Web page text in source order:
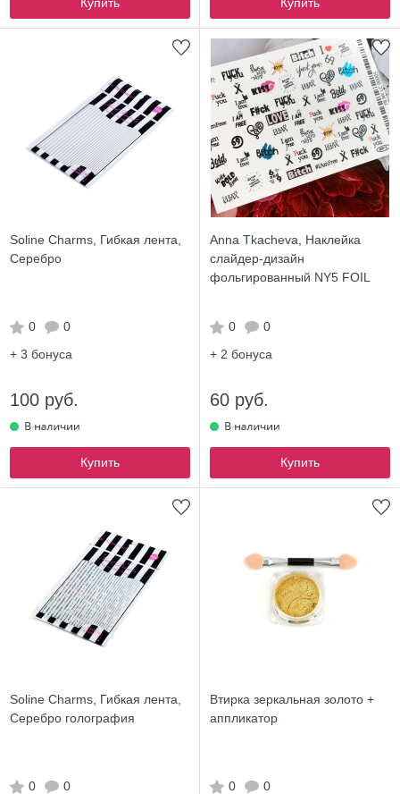
Soline Charms, Гибкая лента,
Серебро
0
0
+ 3 бонуса
100 руб.
Купить
Anna Tkacheva, Наклейка
слайдер-дизайн
фольгированный NY5 FOIL
0
0
+ 2 бонуса
60 руб.
Купить
Soline Charms, Гибкая лента,
Серебро голография
0
0
Втирка зеркальная золото +
аппликатор
0
0